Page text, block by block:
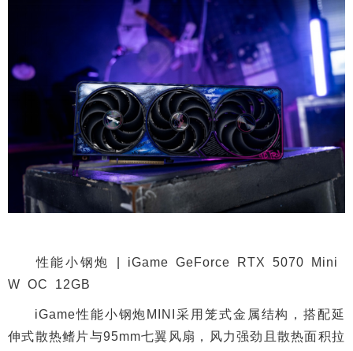
性能小钢炮 | iGame GeForce RTX 5070 Mini
W OC 12GB
iGame性能小钢炮MINI采用笼式金属结构，搭配延
伸式散热鳍片与95mm七翼风扇，风力强劲且散热面积拉